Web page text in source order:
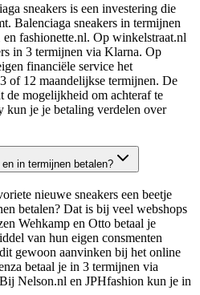
sneakers is een investering die
Balenciaga sneakers in termijnen
fashionette.nl. Op winkelstraat.nl
in 3 termijnen via Klarna. Op
financiële service het
of 12 maandelijkse termijnen. De
de mogelijkheid om achteraf te
je je betaling verdelen over
in termijnen betalen?
nieuwe sneakers een beetje
betalen? Dat is bij veel webshops
Wehkamp en Otto betaal je
van hun eigen consmenten
gewoon aanvinken bij het online
betaal je in 3 termijnen via
Nelson.nl en JPHfashion kun je in